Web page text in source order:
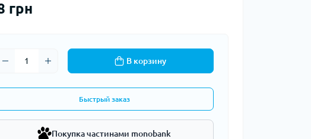
грн
В корзину
Быстрый заказ
Покупка частинами monobank